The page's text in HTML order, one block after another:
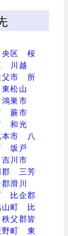
区
桜
川越
父市
所
東松山
鴻巣市
蕨市
和光
本市
八
坂戸
吉川市
郡 三芳
滑川
比企郡
町
比
秩父郡皆
町
東